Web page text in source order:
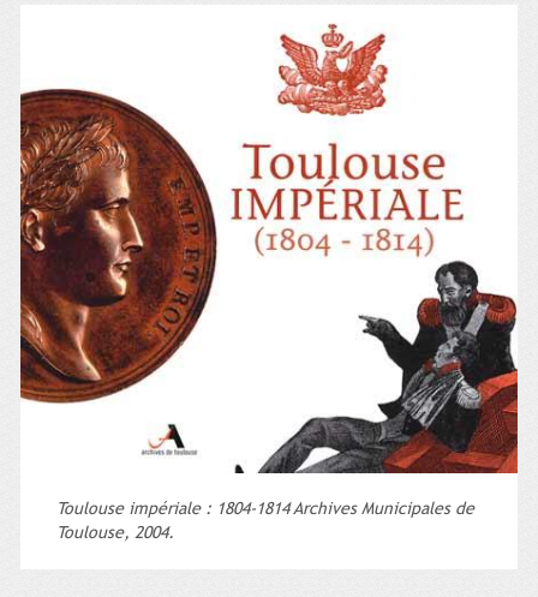
Toulouse impériale : 1804-1814 Archives Municipales de
Toulouse, 2004.